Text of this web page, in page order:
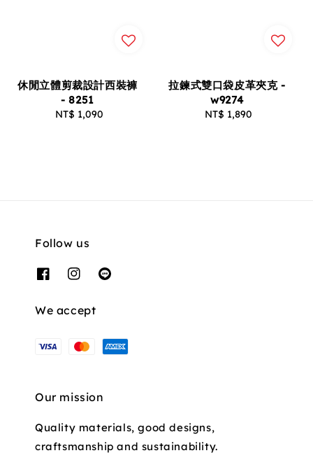
休閒立體剪裁設計西裝褲
- 8251
Regular
NT$ 1,090
拉鍊式雙口袋皮革夾克 -
w9274
Regular
NT$ 1,890
Follow us
We accept
Our mission
Quality materials, good designs,
craftsmanship and sustainability.